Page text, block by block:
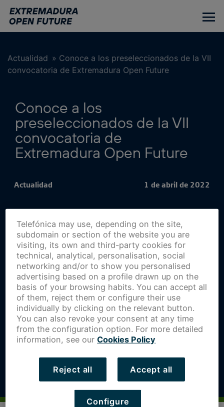
contenido
Actualidad » Conoce a los preseleccionados de la VII
convocatoria de Extremadura Open Future
Conoce a los
preseleccionados de la VII
convocatoria de
Extremadura Open Future
Actualidad 1 de abril de 2022
Telefónica may use, depending on the site,
subdomain or section of the website you are
visiting, its own and third-party cookies for
technical, analytical, personalisation, social
networking and/or to show you personalised
advertising based on a profile drawn up on the
basis of your browsing habits. You can accept all
of them, reject them or configure their use
individually by clicking on the relevant button.
You can also revoke your consent at any time
from the configuration option. For more detailed
information, see our Cookies Policy
Reject all Accept all
Configure